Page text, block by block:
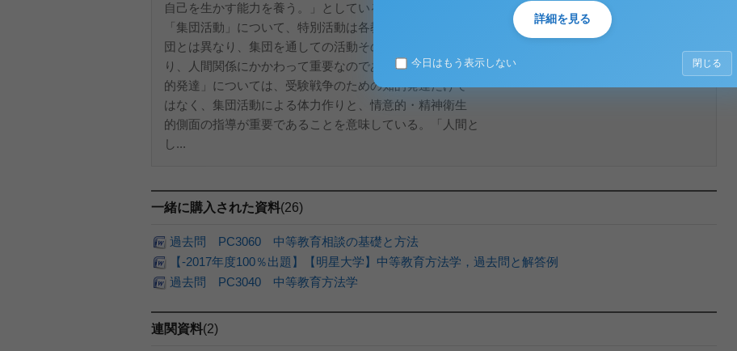
自己を生かす能力を養う。」としている。この目標にある
「集団活動」について、特別活動は各教科の便宜上の集
団とは異なり、集団を通しての活動そのものに意義があ
り、人間関係にかかわって重要なのである。「心身の調和
的発達」については、受験戦争のための知的発達だけで
はなく、集団活動による体力作りと、情意的・精神衛生
的側面の指導が重要であることを意味している。「人間と
し...
一緒に購入された資料(26)
過去問 PC3060 中等教育相談の基礎と方法
【-2017年度100％出題】【明星大学】中等教育方法学，過去問と解答例
過去問 PC3040 中等教育方法学
連関資料(2)
詳細を見る
今日はもう表示しない 閉じる